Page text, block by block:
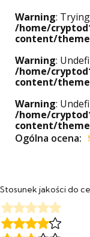
Warning:
/home/
content/
Warning:
/home/
content/
Warning:
/home/
content/
Ogólna ocena:
Stosunek jakości do